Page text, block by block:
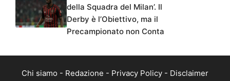
della Squadra del Milan’. Il
Derby è l’Obiettivo, ma il
Precampionato non Conta
Chi siamo - Redazione - Privacy Policy - Disclaimer